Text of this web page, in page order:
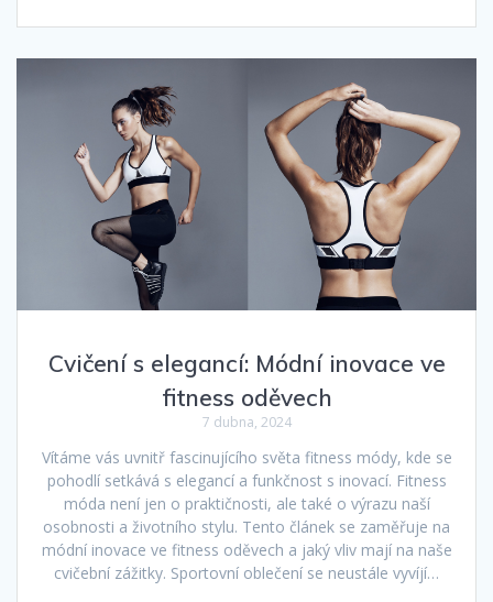
Cvičení s elegancí: Módní inovace ve
fitness oděvech
7 dubna, 2024
Vítáme vás uvnitř fascinujícího světa fitness módy, kde se
pohodlí setkává s elegancí a funkčnost s inovací. Fitness
móda není jen o praktičnosti, ale také o výrazu naší
osobnosti a životního stylu. Tento článek se zaměřuje na
módní inovace ve fitness oděvech a jaký vliv mají na naše
cvičební zážitky. Sportovní oblečení se neustále vyvíjí…